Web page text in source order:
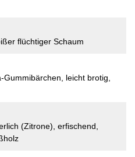
flüchtiger Schaum
Gummibärchen, leicht brotig,
(Zitrone), erfischend,